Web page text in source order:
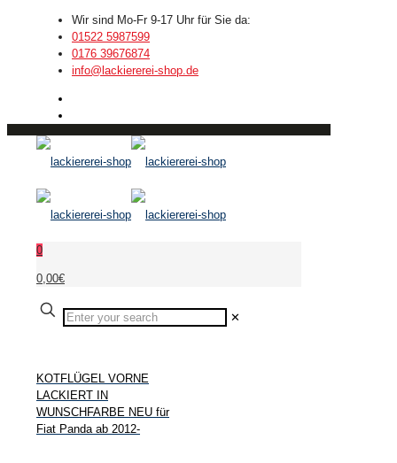
Wir sind Mo-Fr 9-17 Uhr für Sie da:
01522 5987599
0176 39676874
info@lackiererei-shop.de
0
0,00€
✕
KOTFLÜGEL VORNE
LACKIERT IN
WUNSCHFARBE NEU für
Fiat Panda ab 2012-